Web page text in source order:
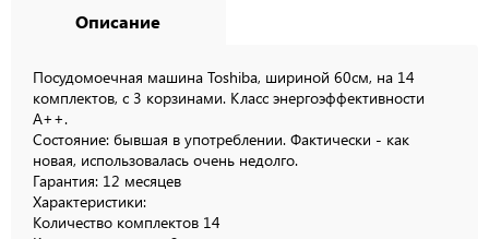
Описание
Посудомоечная машина Toshiba, шириной 60см, на 14
комплектов, с 3 корзинами. Класс энергоэффективности
A++.
Состояние: бывшая в употреблении. Фактически - как
новая, использовалась очень недолго.
Гарантия: 12 месяцев
Характеристики:
Количество комплектов 14